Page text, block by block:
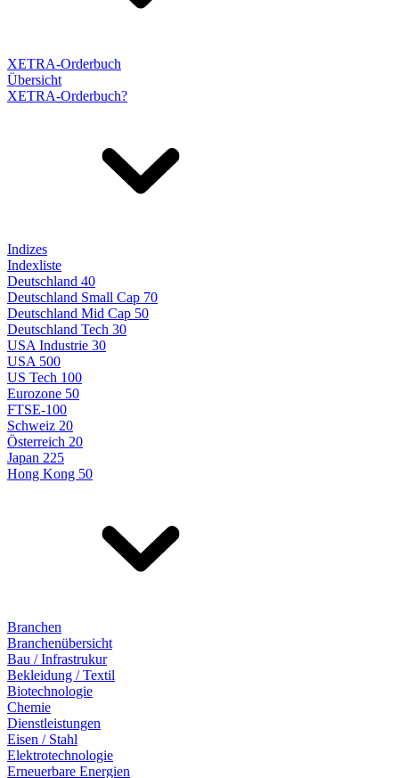
XETRA-Orderbuch
Übersicht
XETRA-Orderbuch?
Indizes
Indexliste
Deutschland 40
Deutschland Small Cap 70
Deutschland Mid Cap 50
Deutschland Tech 30
USA Industrie 30
USA 500
US Tech 100
Eurozone 50
FTSE-100
Schweiz 20
Österreich 20
Japan 225
Hong Kong 50
Branchen
Branchenübersicht
Bau / Infrastrukur
Bekleidung / Textil
Biotechnologie
Chemie
Dienstleistungen
Eisen / Stahl
Elektrotechnologie
Erneuerbare Energien